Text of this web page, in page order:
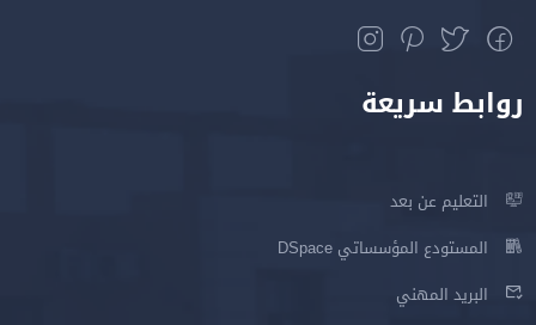
روابط سريعة
التعليم عن بعد
المستودع المؤسساتي DSpace
البريد المهني